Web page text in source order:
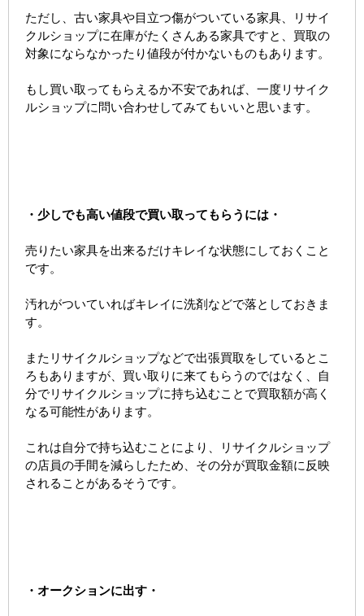
ただし、古い家具や目立つ傷がついている家具、リサイ
クルショップに在庫がたくさんある家具ですと、買取の
対象にならなかったり値段が付かないものもあります。
もし買い取ってもらえるか不安であれば、一度リサイク
ルショップに問い合わせしてみてもいいと思います。
・少しでも高い値段で買い取ってもらうには・
売りたい家具を出来るだけキレイな状態にしておくこと
です。
汚れがついていればキレイに洗剤などで落としておきま
す。
またリサイクルショップなどで出張買取をしているとこ
ろもありますが、買い取りに来てもらうのではなく、自
分でリサイクルショップに持ち込むことで買取額が高く
なる可能性があります。
これは自分で持ち込むことにより、リサイクルショップ
の店員の手間を減らしたため、その分が買取金額に反映
されることがあるそうです。
・オークションに出す・